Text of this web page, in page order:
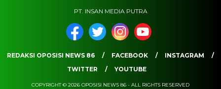
PT. INSAN MEDIA PUTRA
REDAKSI OPOSISI NEWS 86 FACEBOOK
INSTAGRAM
TWITTER
YOUTUBE
COPYRIGHT © 2026 OPOSISI NEWS 86 - ALL RIGHTS RESERVED